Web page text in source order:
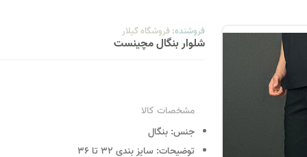
فروشنده: فروشگاه گیلار
شلوار بنگال مچینست
مشخصات کالا
جنس: بنگال
توضیحات: سایز بندی 32 تا 36